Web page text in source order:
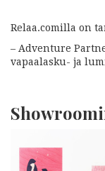
Relaa.comilla on
– Adventure
vapaalasku- ja